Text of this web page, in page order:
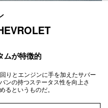
ムが特徴的
りとエンジンに手を加えたサバー
ンの持つステータス性を向上さ
るというものだ。